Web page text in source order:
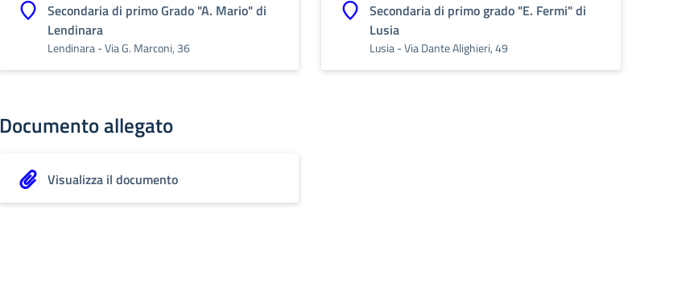
Secondaria di primo Grado "A. Mario" di
Lendinara
Lendinara - Via G. Marconi, 36
Secondaria di primo grado "E. Fermi" di
Lusia
Lusia - Via Dante Alighieri, 49
Documento allegato
Visualizza il documento